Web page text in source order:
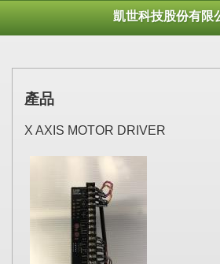
凱世科技股份有限
產品
X AXIS MOTOR DRIVER